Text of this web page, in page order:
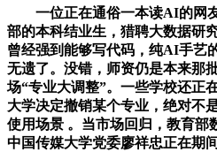
一位正在通俗一本读AI的网友
部的本科结业生，猎聘大数据研
曾经强到能够写代码，纯AI手艺
无遗了。没错，师资仍是本来那
场“专业大调整”。一些学校还正
大学决定撤销某个专业，绝对不
使用场景 。当市场回归，教育部
中国传媒大学党委廖祥忠正在期